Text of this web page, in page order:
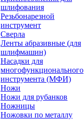
шлифования
Резьбонарезной
инструмент
Сверла
Ленты абразивные (для
шлифмашин)
Насадки для
многофункционального
инструмента (МФИ)
Ножи
Ножи для рубанков
Ножницы
Ножовки по металлу